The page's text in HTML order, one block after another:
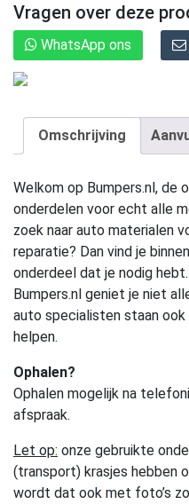
Vragen over deze
WhatsApp ons
Omschrijving
Welkom op Bumpers.nl, de
onderdelen voor echt alle
zoek naar auto materialen
reparatie? Dan vind je
onderdeel dat je nodig
Bumpers.nl geniet je niet
auto specialisten staan
helpen.
Ophalen?
Ophalen mogelijk na
afspraak.
Let op: onze gebruikte
(transport) krasjes hebben
wordt dat ook met foto’s